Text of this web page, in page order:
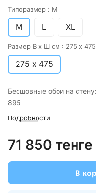
Типоразмер : M
M L XL
Размер В х Ш см : 275 х 475
275 х 475
Бесшовные обои на
895
Подробности
71 850 тенге
В